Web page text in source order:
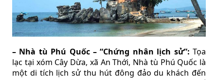
– Nhà tù Phú Quốc – “Chứng nhân lịch sử”: Tọa
lạc tại xóm Cây Dừa, xã An Thới, Nhà tù Phú Quốc là
một di tích lịch sử thu hút đông đảo du khách đến